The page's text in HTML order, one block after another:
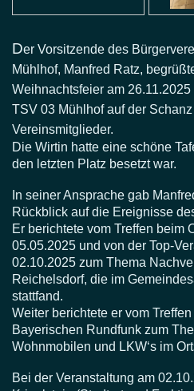
Der Vorsitzende des
Mühlhof, Manfred Ratz,
Weihnachtsfeier am
TSV 03 Mühlhof auf der
Vereinsmitglieder.
Die Wirtin hatte eine schöne
den letzten Platz besetzt war.
In seiner Ansprache gab
Rückblick auf die Ereignisse
Er berichtete vom Treffen beim
05.05.2025 und von der Top-
02.10.2025 zum Thema
Reichelsdorf, die im
stattfand.
Weiter berichtete er vom
Bayerischen Rundfunk zum
Wohnmobilen und LKW‘s im
Bei der Veranstaltung am